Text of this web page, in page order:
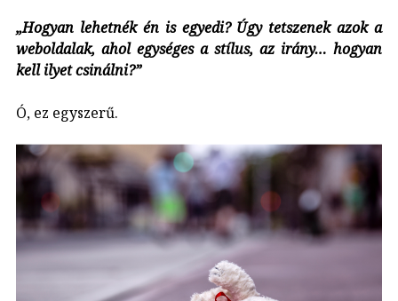
„Hogyan lehetnék én is egyedi? Úgy tetszenek azok a
weboldalak, ahol egységes a stílus, az irány… hogyan
kell ilyet csinálni?”
Ó, ez egyszerű.